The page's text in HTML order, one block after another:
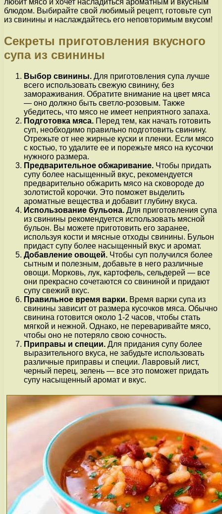
любит мясо и хочет насладиться ароматным и вкусным
блюдом. Выбирайте свой любимый рецепт, готовьте суп
из свинины и наслаждайтесь его неповторимым вкусом!
Секреты приготовления вкусного
супа из свинины
Выбор свинины. Для приготовления супа лучше
всего использовать свежую свинину, без
замораживания. Обратите внимание на цвет мяса
— оно должно быть светло-розовым. Также
убедитесь, что мясо не имеет неприятного запаха.
Подготовка мяса. Перед тем, как начать готовить
суп, необходимо правильно подготовить свинину.
Отрежьте от нее жирные куски и пленки. Если мясо
с костью, то удалите ее и порежьте мясо на кусочки
нужного размера.
Предварительное обжаривание. Чтобы придать
супу более насыщенный вкус, рекомендуется
предварительно обжарить мясо на сковороде до
золотистой корочки. Это поможет выделить
ароматные вещества и добавит глубину вкуса.
Использование бульона. Для приготовления супа
из свинины рекомендуется использовать мясной
бульон. Вы можете приготовить его заранее,
используя кости и мясные отходы свинины. Бульон
придаст супу более насыщенный вкус и аромат.
Добавление овощей. Чтобы суп получился более
сытным и полезным, добавьте в него различные
овощи. Морковь, лук, картофель, сельдерей — все
они прекрасно сочетаются со свининой и придают
супу свежий вкус.
Правильное время варки. Время варки супа из
свинины зависит от размера кусочков мяса. Обычно
свинина готовится около 1-2 часов, чтобы стать
мягкой и нежной. Однако, не переваривайте мясо,
чтобы оно не потеряло свою сочность.
Приправы и специи. Для придания супу более
выразительного вкуса, не забудьте использовать
различные приправы и специи. Лавровый лист,
черный перец, зелень — все это поможет придать
супу насыщенный аромат и вкус.